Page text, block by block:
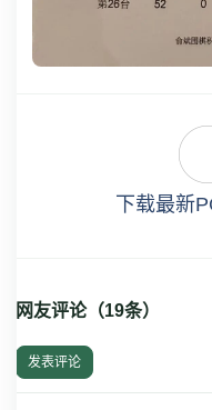
下载最新
网友评论（19条）
发表评论